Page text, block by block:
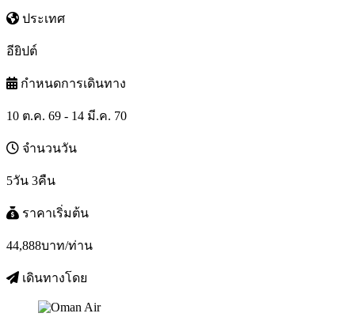
ประเทศ
อียิปต์
กำหนดการเดินทาง
10 ต.ค. 69 - 14 มี.ค. 70
จำนวนวัน
5วัน 3คืน
ราคาเริ่มต้น
44,888บาท/ท่าน
เดินทางโดย